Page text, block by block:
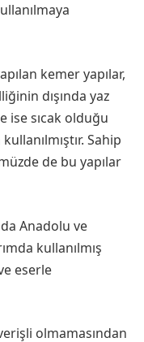
kemer yapılar,
dışında yaz
ise sıcak olduğu
Sahip
de bu yapılar
Anadolu ve
kullanılmış
eserle
olmamasından